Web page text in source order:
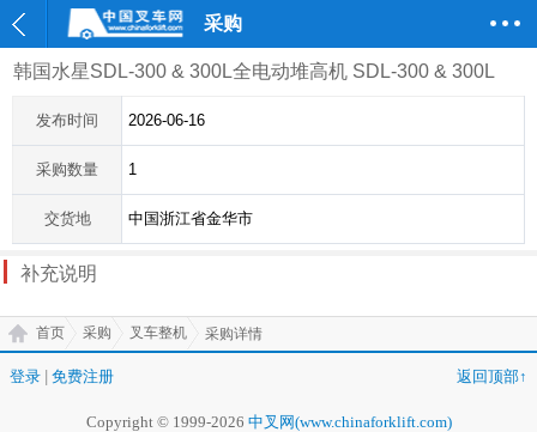
采购
韩国水星SDL-300 & 300L全电动堆高机 SDL-300 & 300L
发布时间 2026-06-16
采购数量 1
交货地 中国浙江省金华市
补充说明
首页 采购 叉车整机 采购详情
登录 免费注册 返回顶部↑
Copyright © 1999-2026 中叉网(www.chinaforklift.com)